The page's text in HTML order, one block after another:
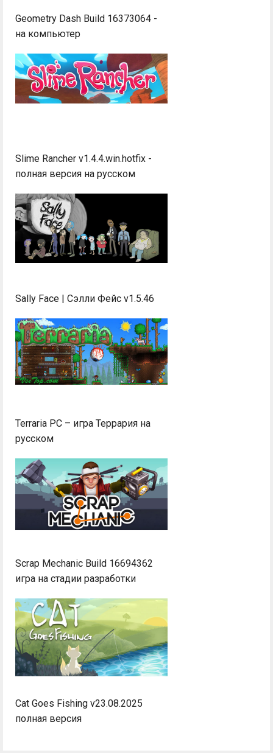
Geometry Dash Build 16373064 -
на компьютер
Slime Rancher v1.4.4.win.hotfix -
полная версия на русском
Sally Face | Сэлли Фейс v1.5.46
Terraria PC – игра Террария на
русском
Scrap Mechanic Build 16694362
игра на стадии разработки
Cat Goes Fishing v23.08.2025
полная версия